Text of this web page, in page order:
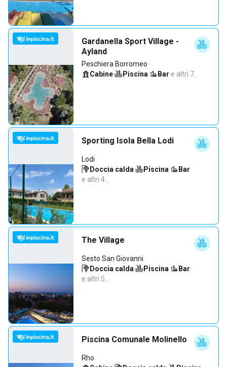
Gardanella Sport Village -
Ayland
Peschiera Borromeo
Cabine· Piscina· Bar·e altri 7…
Sporting Isola Bella Lodi
Lodi
Doccia calda· Piscina· Bar·
e altri 4…
The Village
Sesto San Giovanni
Doccia calda· Piscina· Bar·
e altri 5…
Piscina Comunale Molinello
Rho